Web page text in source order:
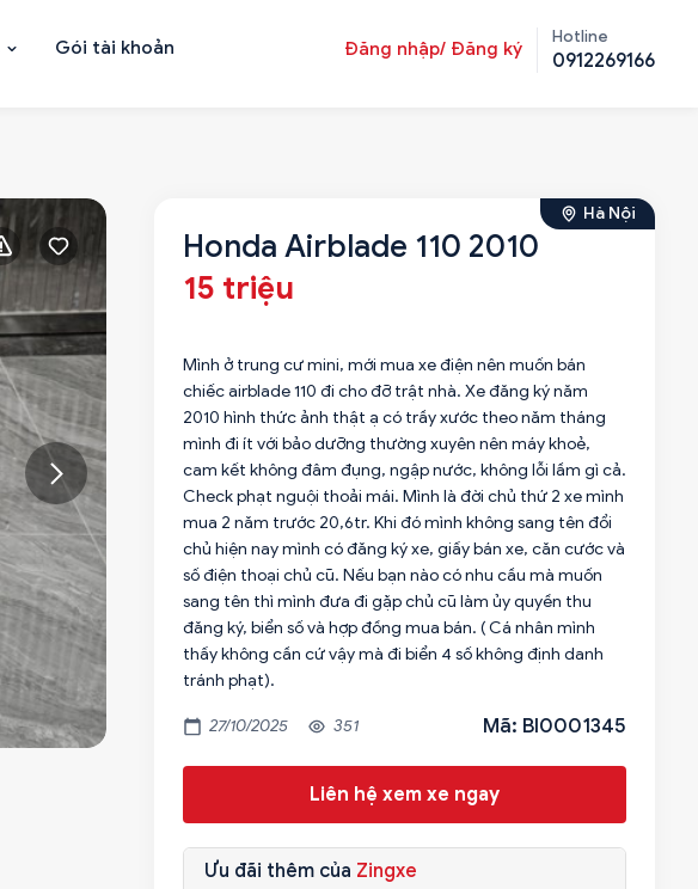
Gói tài khoản Đăng nhập/ Đăng ký
Hotline
0912269166
Hà Nội
Honda Airblade 110 2010
15 triệu
Mình ở trung cư mini, mới mua xe điện nên muốn bán
chiếc airblade 110 đi cho đỡ trật nhà. Xe đăng ký năm
2010 hình thức ảnh thật ạ có trầy xước theo năm tháng
mình đi ít với bảo dưỡng thường xuyên nên máy khoẻ,
cam kết không đâm đụng, ngập nước, không lỗi lầm gì cả.
Check phạt nguội thoải mái. Mình là đời chủ thứ 2 xe mình
mua 2 năm trước 20,6tr. Khi đó mình không sang tên đổi
chủ hiện nay mình có đăng ký xe, giấy bán xe, căn cước và
số điện thoại chủ cũ. Nếu bạn nào có nhu cầu mà muốn
sang tên thì mình đưa đi gặp chủ cũ làm ủy quyền thu
đăng ký, biển số và hợp đồng mua bán. ( Cá nhân mình
thấy không cần cứ vậy mà đi biển 4 số không định danh
tránh phạt).
27/10/2025 351 Mã: BI0001345
Liên hệ xem xe ngay
Ưu đãi thêm của Zingxe